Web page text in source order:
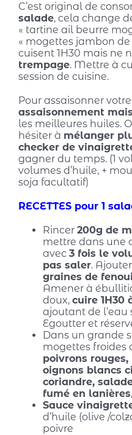
C’est original de
salade, cela change
« tartine ail beurre
« mogettes jambon de
cuisent 1H30 mais ne
trempage. Mettre à
session de cuisine.
Pour assaisonner
assaisonnement
les meilleures huiles.
hésiter à mélanger
checker de
gagner du temps. (1
volumes d’huile, +
soja facultatif)
RECETTES pour 1
Rincer 200g de
mettre dans une
avec 3 fois le
pas saler.
graines de
Amener à
doux, cuire 1H30
ajoutant de l’eau
Egoutter et
Dans un grande
mogettes froides
poivrons
oignons blancs
coriandre,
fumé en lanières
Sauce
d’huile (olive /
poivre